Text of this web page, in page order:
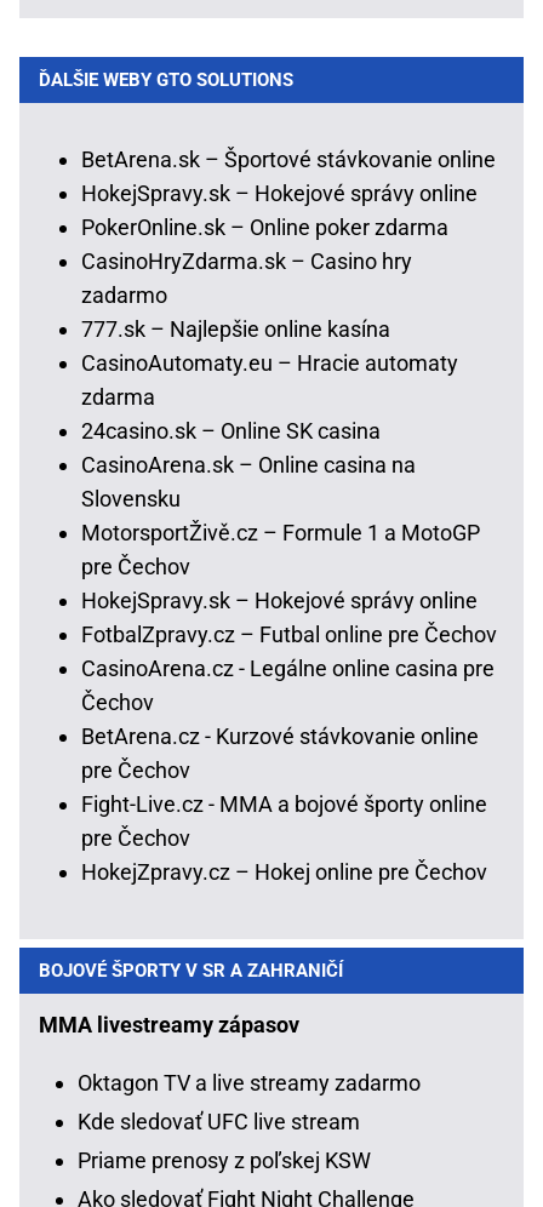
ĎALŠIE WEBY GTO SOLUTIONS
BetArena.sk – Športové stávkovanie online
HokejSpravy.sk – Hokejové správy online
PokerOnline.sk – Online poker zdarma
CasinoHryZdarma.sk – Casino hry
zadarmo
777.sk – Najlepšie online kasína
CasinoAutomaty.eu – Hracie automaty
zdarma
24casino.sk – Online SK casina
CasinoArena.sk – Online casina na
Slovensku
MotorsportŽivě.cz – Formule 1 a MotoGP
pre Čechov
HokejSpravy.sk – Hokejové správy online
FotbalZpravy.cz – Futbal online pre Čechov
CasinoArena.cz - Legálne online casina pre
Čechov
BetArena.cz - Kurzové stávkovanie online
pre Čechov
Fight-Live.cz - MMA a bojové športy online
pre Čechov
HokejZpravy.cz – Hokej online pre Čechov
BOJOVÉ ŠPORTY V SR A ZAHRANIČÍ
MMA livestreamy zápasov
Oktagon TV a live streamy zadarmo
Kde sledovať UFC live stream
Priame prenosy z poľskej KSW
Ako sledovať Fight Night Challenge